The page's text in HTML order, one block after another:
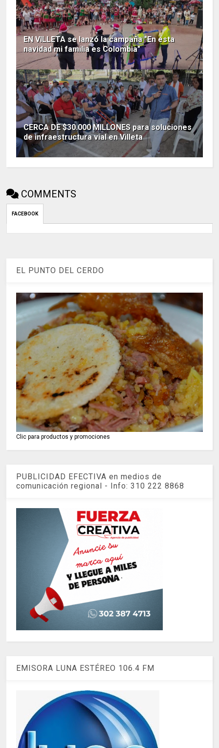
EN VILLETA se lanzó la campaña "En esta
navidad mi familia es Colombia"
CERCA DE $30.000 MILLONES para soluciones
de infraestructura vial en Villeta
COMMENTS
FACEBOOK
EL PUNTO DEL CERDO
Clic para productos y promociones
PUBLICIDAD EFECTIVA en medios de
comunicación regional - Info: 310 222 8868
EMISORA LUNA ESTÉREO 106.4 FM